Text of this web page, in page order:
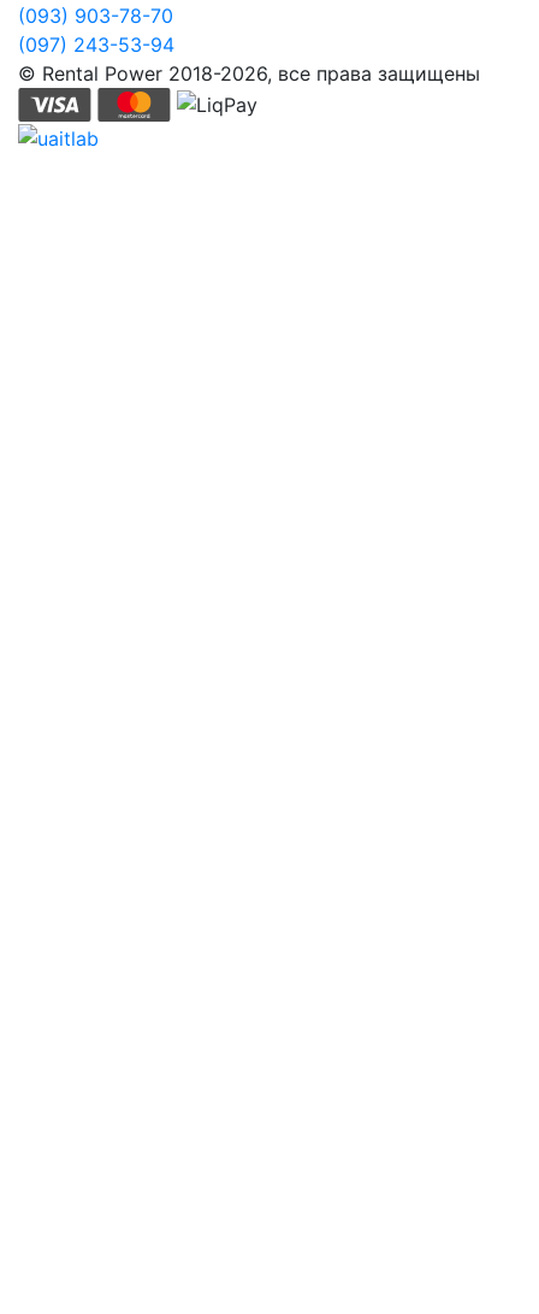
(093) 903-78-70
(097) 243-53-94
© Rental Power 2018-2026, все права защищены